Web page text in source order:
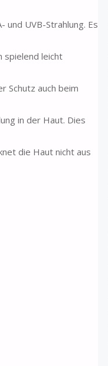
und UVB-Strahlung. Es
spielend leicht
Schutz auch beim
in der Haut. Dies
die Haut nicht aus